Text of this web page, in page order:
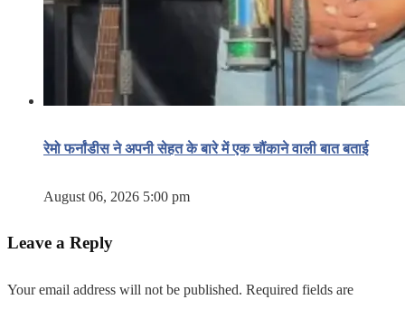
रेमो फर्नांडीस ने अपनी सेहत के बारे में एक चौंकाने वाली बात बताई
August 06, 2026 5:00 pm
Leave a Reply
Your email address will not be published. Required fields are